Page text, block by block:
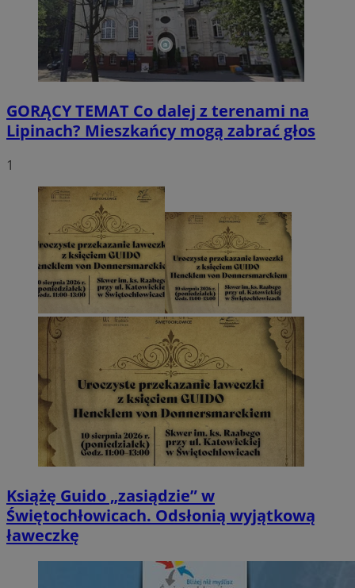
GORĄCY TEMAT Co dalej z terenami na
Lipinach? Mieszkańcy mogą zabrać głos
1
Książę Guido „zasiądzie” w
Świętochłowicach. Odsłonią wyjątkową
ławeczkę